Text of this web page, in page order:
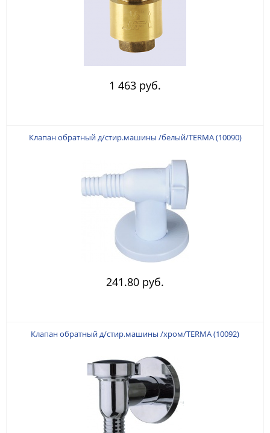
1 463 руб.
Клапан обратный д/стир.машины /белый/TERMA (10090)
241.80 руб.
Клапан обратный д/стир.машины /хром/TERMA (10092)